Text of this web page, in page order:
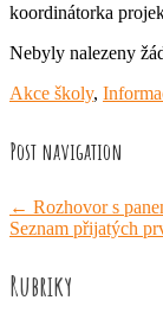
koordinátorka
Nebyly nalezeny
Akce školy,
Post navigation
← Rozhovor s
Seznam přijatých
Rubriky